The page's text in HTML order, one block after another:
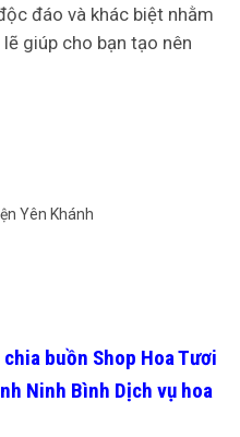
đáo và khác biệt nhằm
giúp cho bạn tạo nên
buồn Shop Hoa Tươi
Ninh Bình Dịch vụ hoa